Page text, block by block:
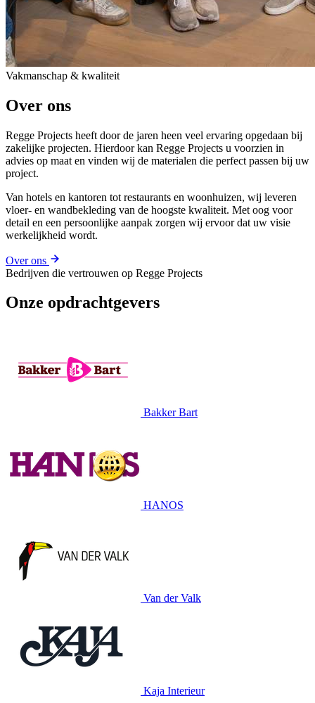
Vakmanschap & kwaliteit
Over ons
Regge Projects heeft door de jaren heen veel ervaring opgedaan bij
zakelijke projecten. Hierdoor kan Regge Projects u voorzien in
advies op maat en vinden wij de materialen die perfect passen bij uw
project.
Van hotels en kantoren tot restaurants en woonhuizen, wij leveren
vloer- en wandbekleding van de hoogste kwaliteit. Met oog voor
detail en een persoonlijke aanpak zorgen wij ervoor dat uw visie
werkelijkheid wordt.
Over ons
Bedrijven die vertrouwen op Regge Projects
Onze opdrachtgevers
Bakker Bart
HANOS
Van der Valk
Kaja Interieur